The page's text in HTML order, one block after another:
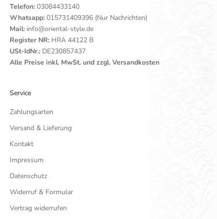
Telefon: 03084433140
Whatsapp: 015731409396 (Nur Nachrichten)
Mail: info@oriental-style.de
Register NR: HRA 44122 B
USt-IdNr.: DE230857437
Alle Preise inkl. MwSt. und zzgl. Versandkosten
Service
Zahlungsarten
Versand & Lieferung
Kontakt
Impressum
Datenschutz
Widerruf & Formular
Vertrag widerrufen